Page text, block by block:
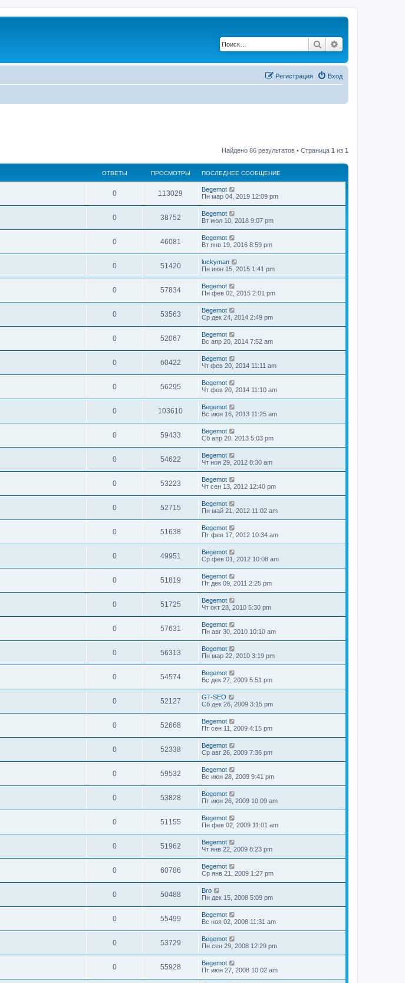
Поиск
Вход
Регистрация
Найдено 86 результатов • Страница 1 из 1
ОТВЕТЫ ПРОСМОТРЫ ПОСЛЕДНЕЕ СООБЩЕНИЕ
0 113029
Begemot
Пн мар 04, 2019 12:09 pm
0 38752
Begemot
Вт июл 10, 2018 9:07 pm
0 46081
Begemot
Вт янв 19, 2016 8:59 pm
0 51420
luckyman
Пн июн 15, 2015 1:41 pm
0 57834
Begemot
Пн фев 02, 2015 2:01 pm
0 53563
Begemot
Ср дек 24, 2014 2:49 pm
0 52067
Begemot
Вс апр 20, 2014 7:52 am
0 60422
Begemot
Чт фев 20, 2014 11:11 am
0 56295
Begemot
Чт фев 20, 2014 11:10 am
0 103610
Begemot
Вс июн 16, 2013 11:25 am
0 59433
Begemot
Сб апр 20, 2013 5:03 pm
0 54622
Begemot
Чт ноя 29, 2012 8:30 am
0 53223
Begemot
Чт сен 13, 2012 12:40 pm
0 52715
Begemot
Пн май 21, 2012 11:02 am
0 51638
Begemot
Пт фев 17, 2012 10:34 am
0 49951
Begemot
Ср фев 01, 2012 10:08 am
0 51819
Begemot
Пт дек 09, 2011 2:25 pm
0 51725
Begemot
Чт окт 28, 2010 5:30 pm
0 57631
Begemot
Пн авг 30, 2010 10:10 am
0 56313
Begemot
Пн мар 22, 2010 3:19 pm
0 54574
Begemot
Вс дек 27, 2009 5:51 pm
0 52127
GT-SEO
Сб дек 26, 2009 3:15 pm
0 52668
Begemot
Пт сен 11, 2009 4:15 pm
0 52338
Begemot
Ср авг 26, 2009 7:36 pm
0 59532
Begemot
Вс июн 28, 2009 9:41 pm
0 53828
Begemot
Пт июн 26, 2009 10:09 am
0 51155
Begemot
Пн фев 02, 2009 11:01 am
0 51962
Begemot
Чт янв 22, 2009 8:23 pm
0 60786
Begemot
Ср янв 21, 2009 1:27 pm
0 50488
Bro
Пн дек 15, 2008 5:09 pm
0 55499
Begemot
Вс ноя 02, 2008 11:31 am
0 53729
Begemot
Пн сен 29, 2008 12:29 pm
0 55928
Begemot
Пт июн 27, 2008 10:02 am